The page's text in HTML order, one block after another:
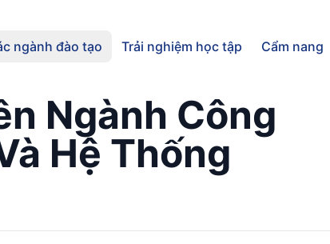
ngành đào tạo Trải nghiệm học tập Cẩm nang
Ngành Công
Hệ Thống